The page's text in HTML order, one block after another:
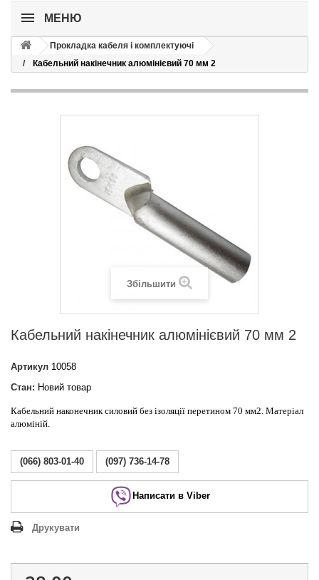
МЕНЮ
Прокладка кабеля і комплектуючі
Кабельний накінечник алюмінієвий 70 мм 2
Збільшити
Кабельний накінечник алюмінієвий 70 мм 2
Артикул 10058
Стан: Новий товар
Кабельний наконечник силовий без ізоляції перетином 70 мм2. Матеріал
алюміній.
(066) 803-01-40 (097) 736-14-78
Написати в Viber
Друкувати